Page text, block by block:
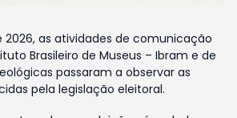
2026, as atividades de comunicação
Brasileiro de Museus – Ibram e de
passaram a observar as
pela legislação eleitoral.